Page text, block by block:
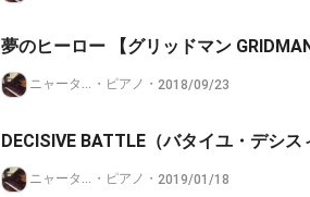
夢のヒーロー 【グリッドマン GRIDMAN
ニャータイプ@nana非公認クリエイター
・ ピアノ ・ 2018/09/23
DECISIVE BATTLE（バタイユ・デシ
ニャータイプ@nana非公認クリエイター
・ ピアノ ・ 2019/01/18